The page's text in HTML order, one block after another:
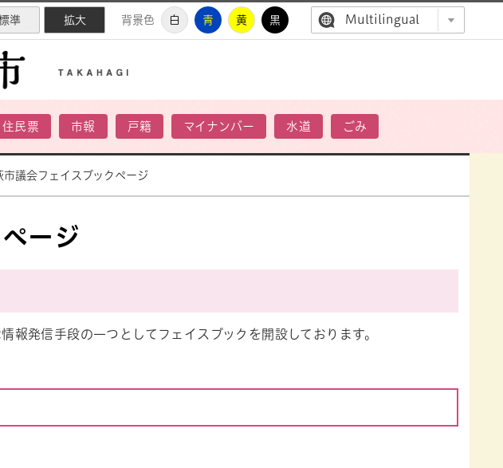
準 拡大 背景色 白 青 黄 黒 Multilingual
住民票 市報 戸籍 マイナンバー 水道 ごみ
市議会フェイスブックページ
ージ
報発信手段の一つとしてフェイスブックを開設しております。